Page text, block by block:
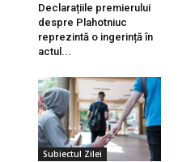
Declarațiile premierului
despre Plahotniuc
reprezintă o ingerință în
actul...
Subiectul Zilei